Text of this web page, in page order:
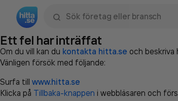
Ett fel har inträffat
Om du vill kan du kontakta hitta.se och
Vänligen försök med följande:
Surfa till www.hitta.se
Klicka på Tillbaka-knappen i webbläsaren och